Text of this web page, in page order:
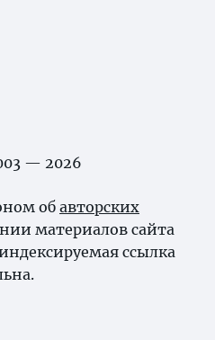
— 2026
об авторских
материалов сайта
ссылка